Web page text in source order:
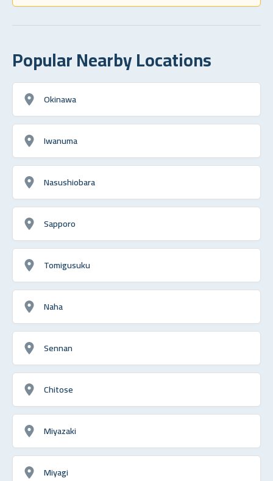
Popular Nearby Locations
Okinawa
Iwanuma
Nasushiobara
Sapporo
Tomigusuku
Naha
Sennan
Chitose
Miyazaki
Miyagi